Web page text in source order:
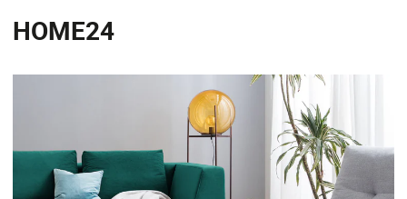
HOME24